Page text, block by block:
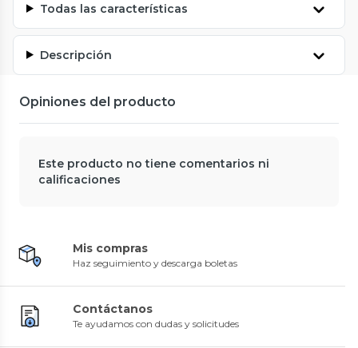
Todas las características
Descripción
Opiniones del producto
Este producto no tiene comentarios ni
calificaciones
Mis compras
Haz seguimiento y descarga boletas
Contáctanos
Te ayudamos con dudas y solicitudes